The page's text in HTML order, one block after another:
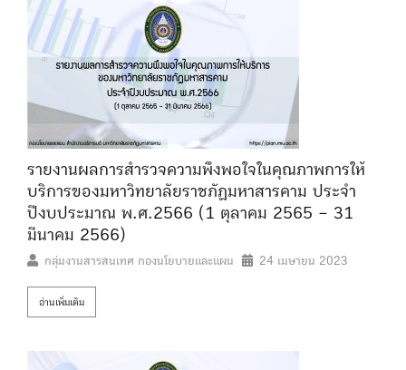
รายงานผลการสำรวจความพึงพอใจในคุณภาพการให้
บริการของมหาวิทยาลัยราชภัฏมหาสารคาม ประจำ
ปีงบประมาณ พ.ศ.2566 (1 ตุลาคม 2565 – 31
มีนาคม 2566)
กลุ่มงานสารสนเทศ กองนโยบายและแผน 24 เมษายน 2023
อ่านเพิ่มเติม